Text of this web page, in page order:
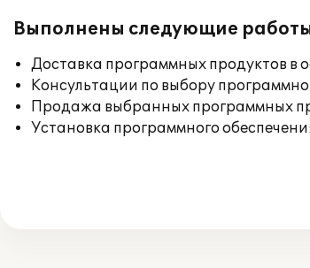
Выполнены следующие
Доставка программных продуктов в
Консультации по выбору
Продажа выбранных программных
Установка программного